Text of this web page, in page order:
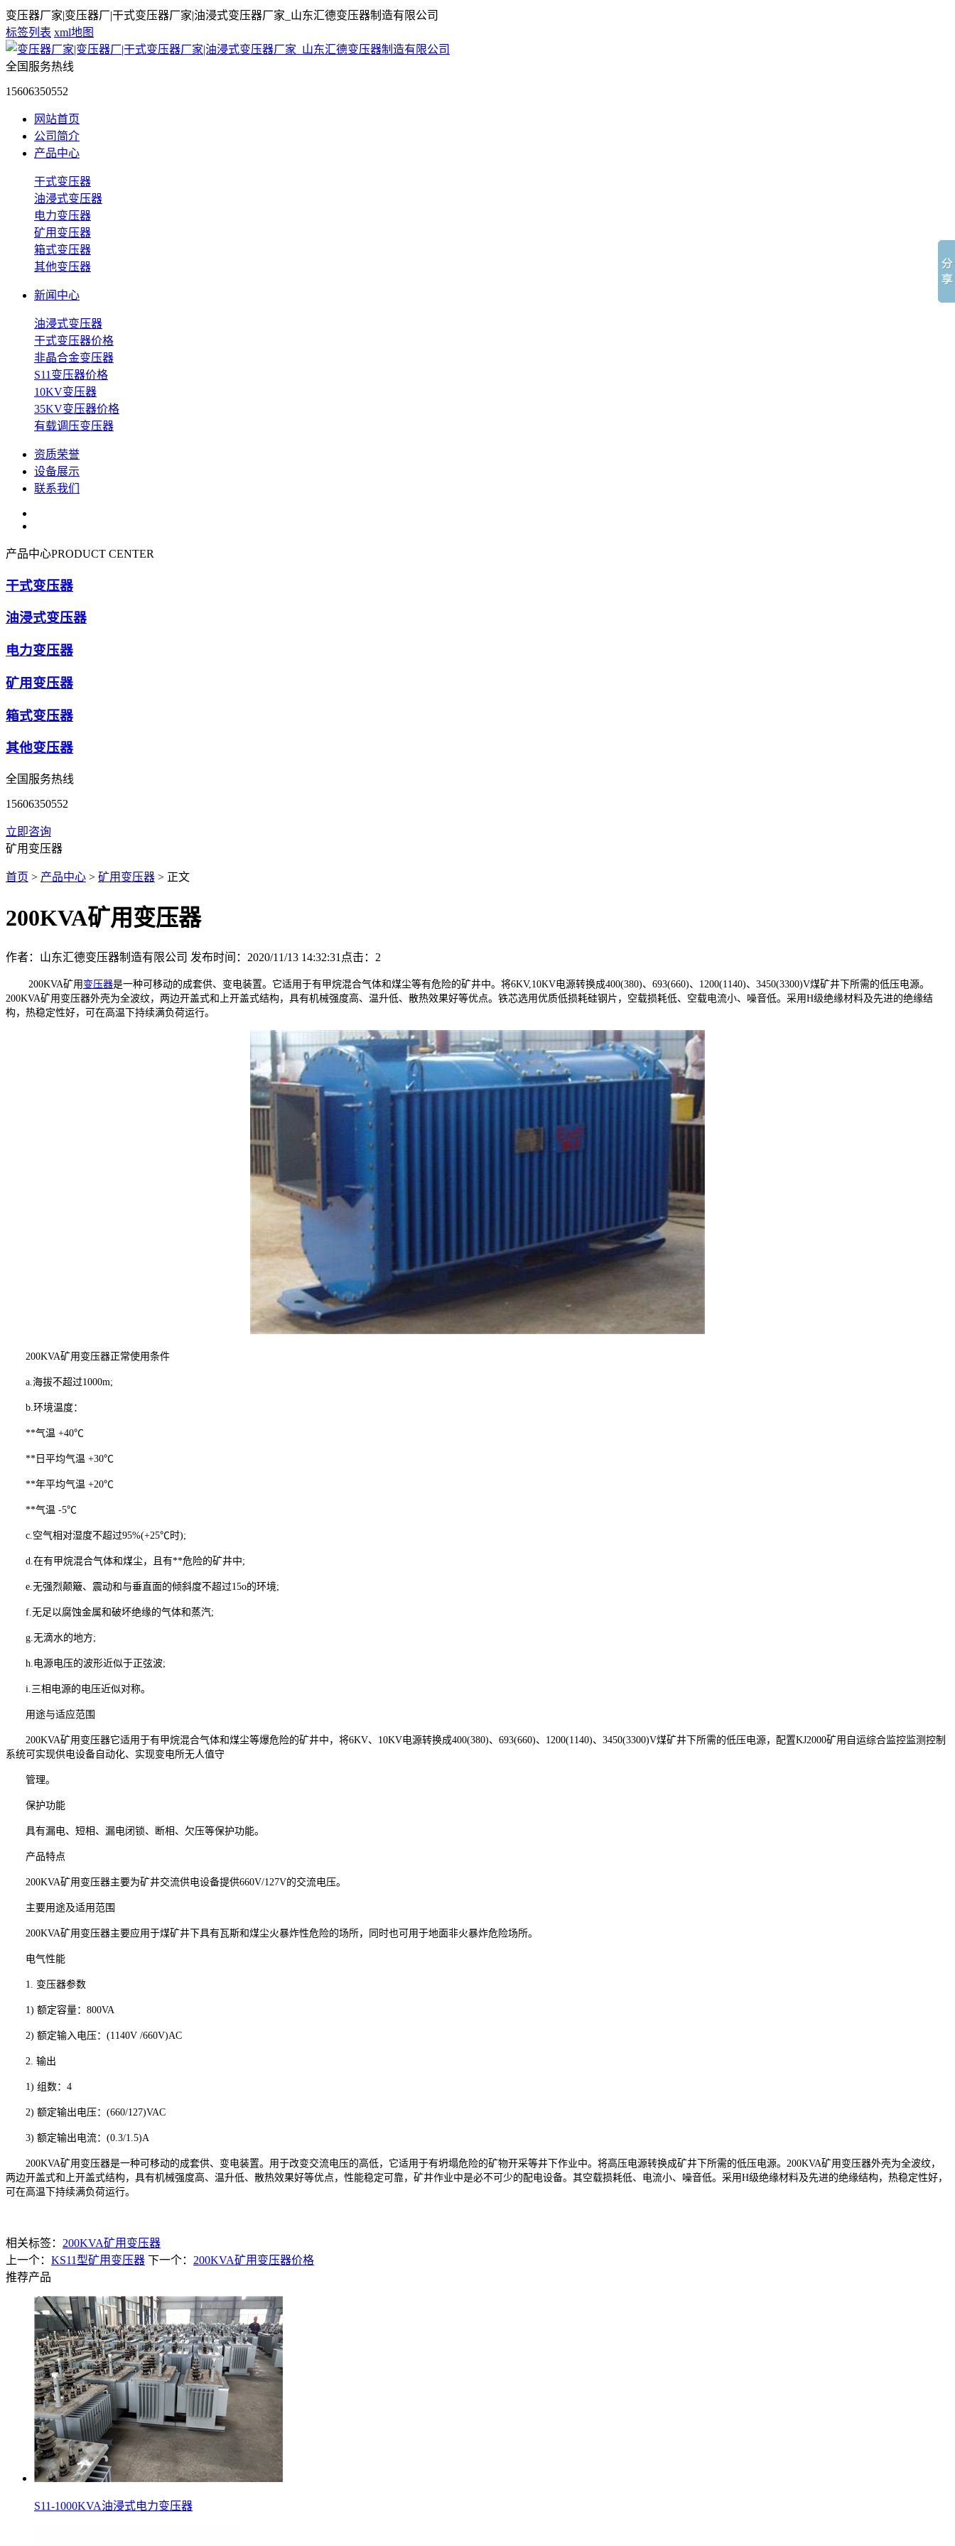
变压器厂家|变压器厂|干式变压器厂家|油浸式变压器厂家_山东汇德变压器制造有限公司
标签列表 xml地图
全国服务热线
15606350552
网站首页
公司简介
产品中心
干式变压器
油浸式变压器
电力变压器
矿用变压器
箱式变压器
其他变压器
新闻中心
油浸式变压器
干式变压器价格
非晶合金变压器
S11变压器价格
10KV变压器
35KV变压器价格
有载调压变压器
资质荣誉
设备展示
联系我们
产品中心PRODUCT CENTER
干式变压器
油浸式变压器
电力变压器
矿用变压器
箱式变压器
其他变压器
全国服务热线
15606350552
立即咨询
矿用变压器
首页 > 产品中心 > 矿用变压器 > 正文
200KVA矿用变压器
作者：山东汇德变压器制造有限公司 发布时间：2020/11/13 14:32:31 点击： 2
200KVA矿用 变压器是一种可移动的成套供、变电装置。它适用于有甲烷混合气体和煤尘等有危险的矿井中。将6KV,10KV电源转换成400(380)、693(660)、1200(1140)、3450(3300)V煤矿井下所需的低压电源。
200KVA矿用变压器外壳为全波纹，两边开盖式和上开盖式结构，具有机械强度高、温升低、散热效果好等优点。铁芯选用优质低损耗硅钢片，空载损耗低、空载电流小、噪音低。采用H级绝缘材料及先进的绝缘结
构，热稳定性好，可在高温下持续满负荷运行。
200KVA矿用变压器正常使用条件
a.海拔不超过1000m;
b.环境温度：
**气温 +40℃
**日平均气温 +30℃
**年平均气温 +20℃
**气温 -5℃
c.空气相对湿度不超过95%(+25℃时);
d.在有甲烷混合气体和煤尘，且有**危险的矿井中;
e.无强烈颠簸、震动和与垂直面的倾斜度不超过15o的环境;
f.无足以腐蚀金属和破坏绝缘的气体和蒸汽;
g.无滴水的地方;
h.电源电压的波形近似于正弦波;
i.三相电源的电压近似对称。
用途与适应范围
200KVA矿用变压器它适用于有甲烷混合气体和煤尘等爆危险的矿井中，将6KV、10KV电源转换成400(380)、693(660)、1200(1140)、3450(3300)V煤矿井下所需的低压电源，配置KJ2000矿用自运综合监控监测控制
系统可实现供电设备自动化、实现变电所无人值守
管理。
保护功能
具有漏电、短相、漏电闭锁、断相、欠压等保护功能。
产品特点
200KVA矿用变压器主要为矿井交流供电设备提供660V/127V的交流电压。
主要用途及适用范围
200KVA矿用变压器主要应用于煤矿井下具有瓦斯和煤尘火暴炸性危险的场所，同时也可用于地面非火暴炸危险场所。
电气性能
1. 变压器参数
1) 额定容量：800VA
2) 额定输入电压：(1140V /660V)AC
2. 输出
1) 组数：4
2) 额定输出电压：(660/127)VAC
3) 额定输出电流：(0.3/1.5)A
200KVA矿用变压器是一种可移动的成套供、变电装置。用于改变交流电压的高低，它适用于有坍塌危险的矿物开采等井下作业中。将高压电源转换成矿井下所需的低压电源。200KVA矿用变压器外壳为全波纹，
两边开盖式和上开盖式结构，具有机械强度高、温升低、散热效果好等优点，性能稳定可靠，矿井作业中是必不可少的配电设备。其空载损耗低、电流小、噪音低。采用H级绝缘材料及先进的绝缘结构，热稳定性好，
可在高温下持续满负荷运行。
相关标签： 200KVA矿用变压器
上一个： KS11型矿用变压器 下一个： 200KVA矿用变压器价格
推荐产品
S11-1000KVA油浸式电力变压器